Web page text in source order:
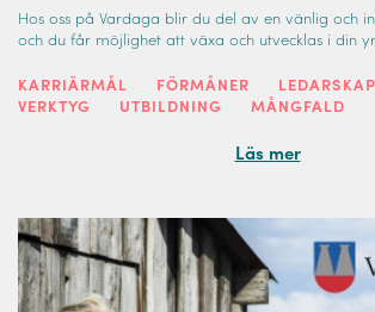
Hos oss på Vardaga blir du del av en vänlig och
och du får möjlighet att växa och utvecklas i din
KARRIÄRMÅL FÖRMÅNER LEDARSKAP
VERKTYG
UTBILDNING MÅNGFALD
Läs mer